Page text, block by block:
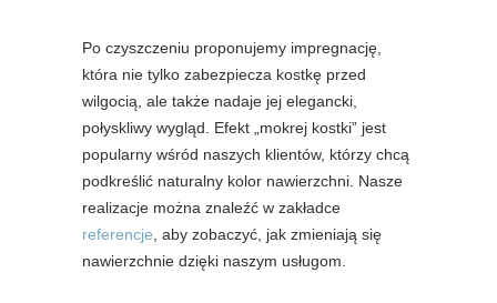
Po czyszczeniu proponujemy impregnację,
która nie tylko zabezpiecza kostkę przed
wilgocią, ale także nadaje jej elegancki,
połyskliwy wygląd. Efekt „mokrej kostki” jest
popularny wśród naszych klientów, którzy chcą
podkreślić naturalny kolor nawierzchni. Nasze
realizacje można znaleźć w zakładce
referencje , aby zobaczyć, jak zmieniają się
nawierzchnie dzięki naszym usługom.